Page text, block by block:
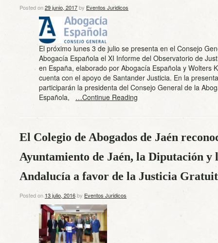
Posted on29 junio, 2017by Eventos Juridicos
El próximo lunes 3 de julio se presenta en el Consejo
Abogacía Española el XI Informe del Observatorio de
en España, elaborado por Abogacía Española y Wolters
cuenta con el apoyo de Santander Justicia. En la
participarán la presidenta del Consejo General de la
Española, …Continue Reading
El Colegio de Abogados de Jaén
Ayuntamiento de Jaén, la Diputación y
Andalucía a favor de la Justicia
Posted on 13 julio, 2016by Eventos Juridicos